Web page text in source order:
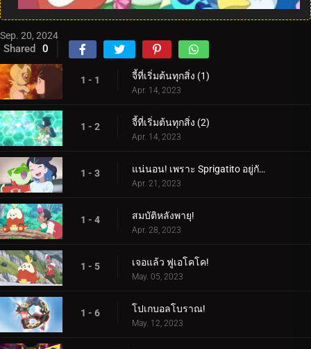
Sep. 20, 2024
Shared 0
1 - 1 จี้ที่เริ่มต้นทุกสิ่ง (1)
Apr. 14, 2023
1 - 2 จี้ที่เริ่มต้นทุกสิ่ง (2)
Apr. 14, 2023
1 - 3 แน่นอน! เพราะ Sprigatito อยู่กับฉัน!
Apr. 21, 2023
1 - 4 สมบัติหลังพายุ!
Apr. 28, 2023
1 - 5 เจอแล้ว ฟูเอโคโค!
May. 05, 2023
1 - 6 โปเกบอลโบราณ!
May. 12, 2023